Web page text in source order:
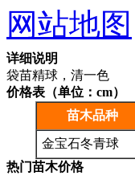
详细说明
袋苗精球，清一色
价格表（单位：cm）
苗木品种
金宝石冬青球
热门苗木价格
网站地图